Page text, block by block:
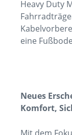
Heavy Duty
eine
Neues
Komfort,